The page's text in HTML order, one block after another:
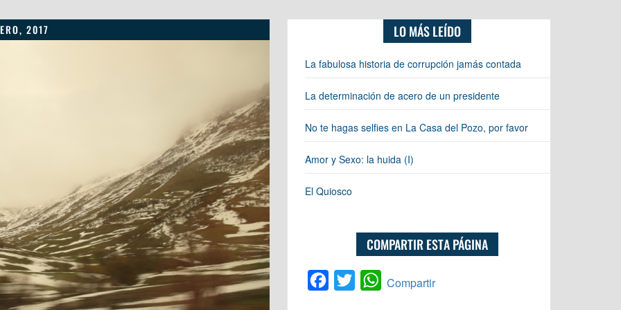
2017 LO MÁS LEÍDO
La fabulosa historia de corrupción jamás contada
La determinación de acero de un presidente
No te hagas selfies en La Casa del Pozo, por favor
Amor y Sexo: la huida (I)
El Quiosco
COMPARTIR ESTA PÁGINA
Facebook
Twitter WhatsApp
Compartir